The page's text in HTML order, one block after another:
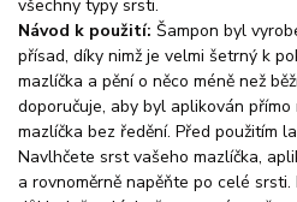
všechny typy srsti.
Návod k použití: Šampon byl
přísad, díky nimž je velmi šetrný k
mazlíčka a pění o něco méně než
doporučuje, aby byl aplikován
mazlíčka bez ředění. Před použitím
Navlhčete srst vašeho mazlíčka,
a rovnoměrně napěňte po celé